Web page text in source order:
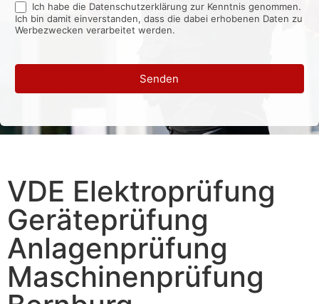
Ich habe die Datenschutzerklärung zur Kenntnis genommen.
Ich bin damit einverstanden, dass die dabei erhobenen Daten zu
Werbezwecken verarbeitet werden.
Senden
VDE Elektroprüfung
Geräteprüfung
Anlagenprüfung
Maschinenprüfung